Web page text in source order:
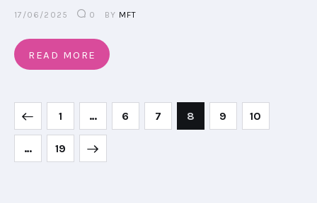
17/06/2025 0 BY MFT
READ MORE
1 … 6 7 8 9 10
… 19
>